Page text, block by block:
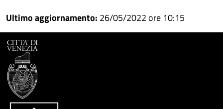
su
Facebook
Condividi
su
Condividi
Ultimo aggiornamento: 26/05/2022 ore 10:15